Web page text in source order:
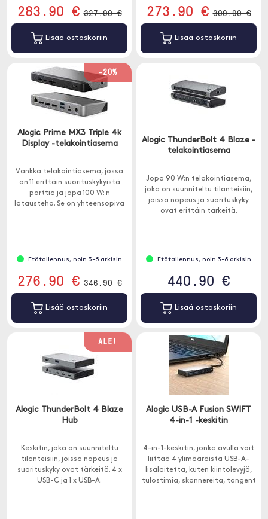
283.90 € 327.90 €
Lisää ostoskoriin
273.90 € 309.90 €
Lisää ostoskoriin
-20%
Alogic Prime MX3 Triple 4k
Display -telakointiasema
Vankka telakointiasema, jossa
on 11 erittäin suorituskykyistä
porttia ja jopa 100 W: n
latausteho. Se on yhteensopiva
Etätallennus, noin 3-8 arkisin
276.90 € 346.90 €
Lisää ostoskoriin
Alogic ThunderBolt 4 Blaze -
telakointiasema
Jopa 90 W:n telakointiasema,
joka on suunniteltu tilanteisiin,
joissa nopeus ja suorituskyky
ovat erittäin tärkeitä.
Etätallennus, noin 3-8 arkisin
440.90 €
Lisää ostoskoriin
ALE!
Alogic ThunderBolt 4 Blaze
Hub
Keskitin, joka on suunniteltu
tilanteisiin, joissa nopeus ja
suorituskyky ovat tärkeitä. 4 x
USB-C ja 1 x USB-A.
Alogic USB-A Fusion SWIFT
4-in-1 -keskitin
4-in-1-keskitin, jonka avulla voit
liittää 4 ylimääräistä USB-A-
lisälaitetta, kuten kiintolevyjä,
tulostimia, skannereita, tangent